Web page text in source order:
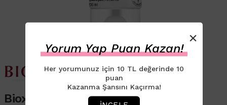
×
Yorum Yap Puan Kazan!
Her yorumunuz için 10 TL değerinde 10
puan
Kazanma Şansını Kaçırma!
Bioxcin Suncare Baby Mineral Sun